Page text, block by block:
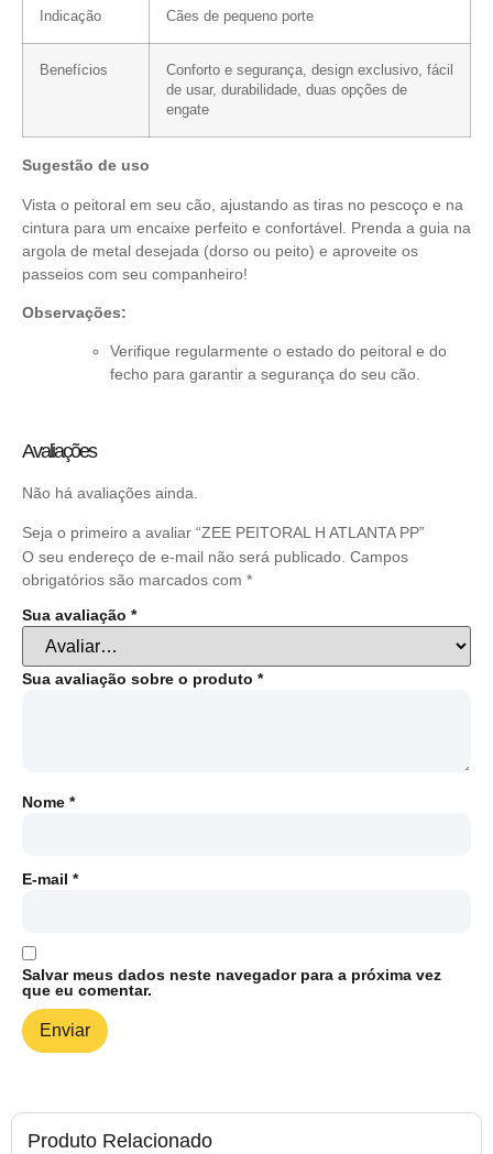
Produto Relacionado
Indicação Cães de pequeno porte
Benefícios
Conforto e segurança, design exclusivo, fácil
de usar, durabilidade, duas opções de
engate
Sugestão de uso
Vista o peitoral em seu cão, ajustando as tiras no pescoço e na
cintura para um encaixe perfeito e confortável. Prenda a guia na
argola de metal desejada (dorso ou peito) e aproveite os
passeios com seu companheiro!
Observações:
Verifique regularmente o estado do peitoral e do
fecho para garantir a segurança do seu cão.
Avaliações
Não há avaliações ainda.
Seja o primeiro a avaliar “ZEE PEITORAL H ATLANTA PP”
O seu endereço de e-mail não será publicado. Campos
obrigatórios são marcados com *
Sua avaliação *
Sua avaliação sobre o produto *
Nome *
E-mail *
Salvar meus dados neste navegador para a próxima vez
que eu comentar.